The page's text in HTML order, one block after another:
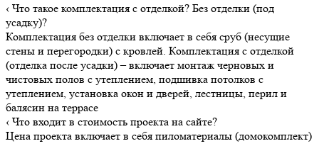
‹ Что такое комплектация с отделкой? Без отделки (под
усадку)?
Комплектация без отделки включает в себя сруб (несущие
стены и перегородки) с кровлей. Комплектация с отделкой
(отделка после усадки) – включает монтаж черновых и
чистовых полов с утеплением, подшивка потолков с
утеплением, установка окон и дверей, лестницы, перил и
балясин на террасе
‹ Что входит в стоимость проекта на сайте?
Цена проекта включает в себя пиломатериалы (домокомплект)